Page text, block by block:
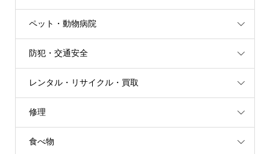
ペット・動物病院
防犯・交通安全
レンタル・リサイクル・買取
修理
食べ物